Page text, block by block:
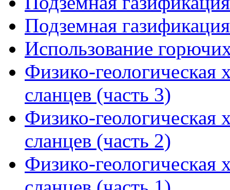
Подземная
Использование
Физико-геологическая
сланцев (часть 3)
Физико-геологическая
сланцев (часть 2)
Физико-геологическая